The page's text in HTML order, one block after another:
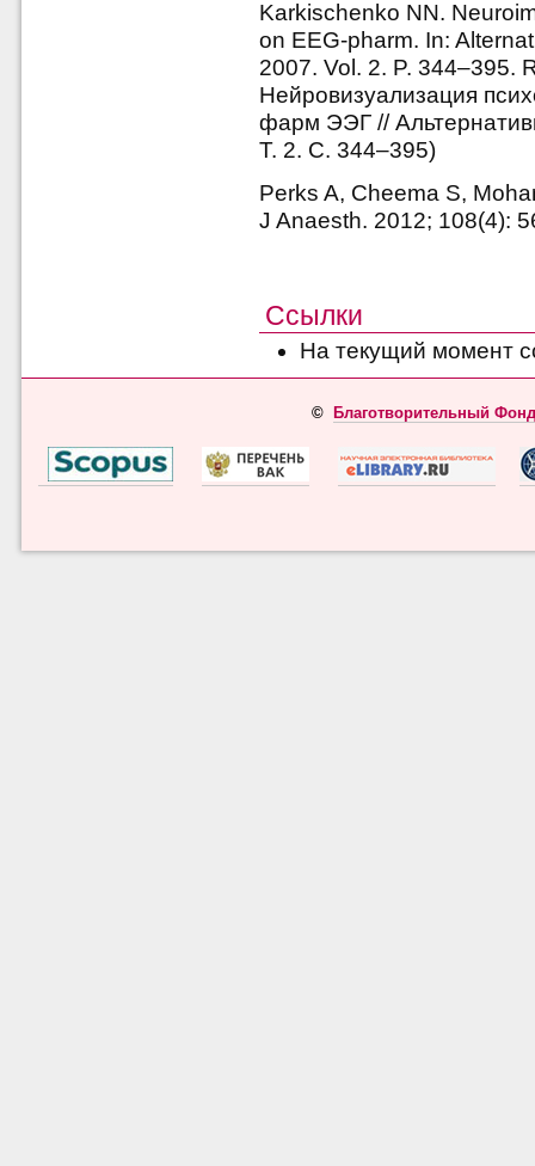
Karkischenko NN.
on EEG-pharm. In:
2007. Vol. 2. P. 344–395.
Нейровизуализация
фарм ЭЭГ //
Т. 2. С. 344–395)
Perks A, Cheema S,
J Anaesth. 2012; 108(4):
Ссылки
На текущий момент
© Благотворительный